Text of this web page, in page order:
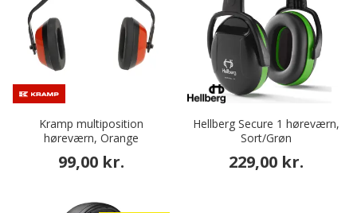
Kramp multiposition
høreværn, Orange
99,00 kr.
Hellberg Secure 1 høreværn,
Sort/Grøn
229,00 kr.